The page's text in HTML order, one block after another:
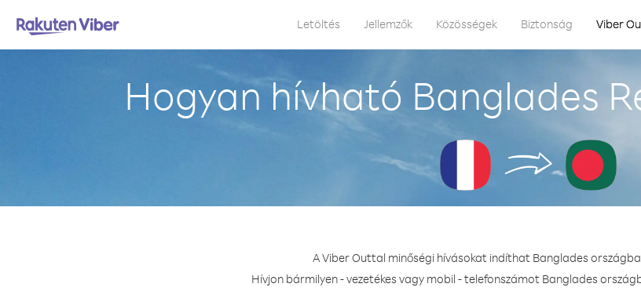
Letöltés Jellemzők Közösségek Biztonság Viber
Hogyan hívható Banglades
A Viber Outtal minőségi hívásokat indíthat Banglades
Hívjon bármilyen - vezetékes vagy mobil - telefonszámot Banglades